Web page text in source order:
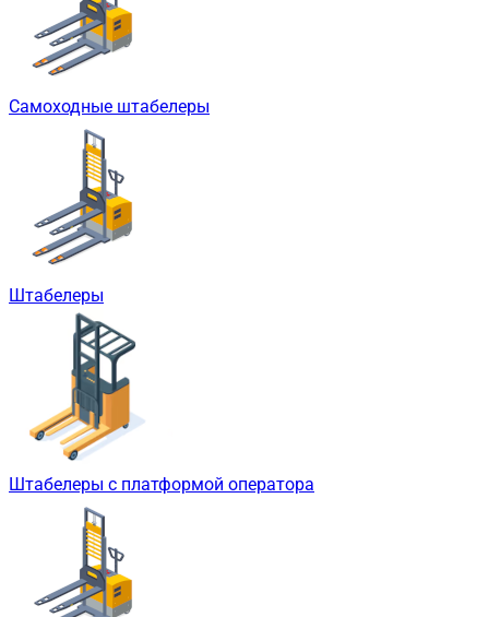
Самоходные штабелеры
Штабелеры
Штабелеры с платформой оператора